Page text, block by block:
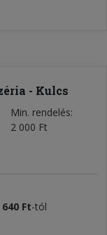
- Kulcs
Min. rendelés
2 000 Ft
640 Ft-tól